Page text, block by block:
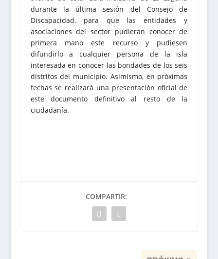
durante la última sesión del Consejo de
Discapacidad, para que las entidades y
asociaciones del sector pudieran conocer de
primera mano este recurso y pudiesen
difundirlo a cualquier persona de la isla
interesada en conocer las bondades de los seis
distritos del municipio. Asimismo, en próximas
fechas se realizará una presentación oficial de
este documento definitivo al resto de la
ciudadanía.
COMPARTIR: